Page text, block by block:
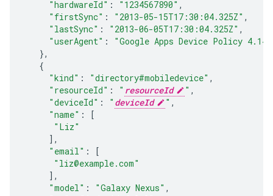
"hardwareId" : "1234567890" ,
"firstSync" : "2013-05-15T17:30:04.325Z" ,
"lastSync" : "2013-06-05T17:30:04.325Z" ,
"userAgent" : "Google Apps Device Policy 4.14"
},
{
"kind" : "directory#mobiledevice" ,
"resourceId" : " resourceId " ,
"deviceId" : " deviceId " ,
"name" :
[
"Liz"
],
"email" :
[
"liz@example.com"
],
"model" : "Galaxy Nexus" ,